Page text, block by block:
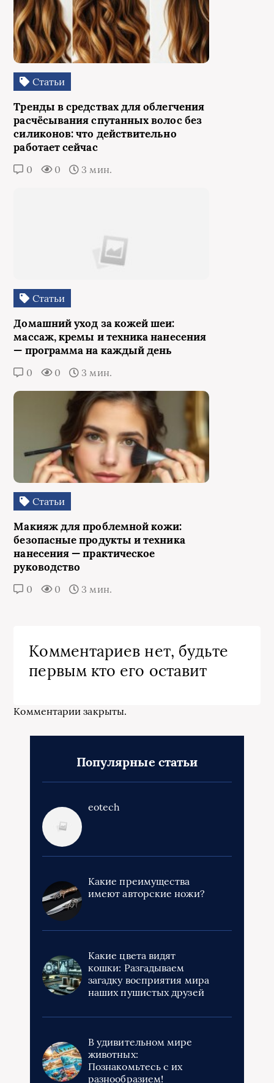
Статьи
Тренды в средствах для облегчения
расчёсывания спутанных волос без
силиконов: что действительно
работает сейчас
0 0 3 мин.
Статьи
Домашний уход за кожей шеи:
массаж, кремы и техника нанесения
— программа на каждый день
0 0 3 мин.
Статьи
Макияж для проблемной кожи:
безопасные продукты и техника
нанесения — практическое
руководство
0 0 3 мин.
Комментариев нет, будьте
первым кто его оставит
Комментарии закрыты.
Популярные статьи
eotech
Какие преимущества
имеют авторские ножи?
Какие цвета видят
кошки: Разгадываем
загадку восприятия мира
наших пушистых друзей
В удивительном мире
животных:
Познакомьтесь с их
разнообразием!